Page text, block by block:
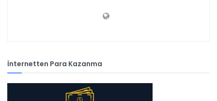
İnternetten Para Kazanma